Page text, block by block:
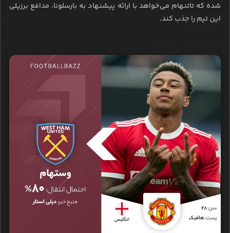
شده که تاتنهام می‌خواهد با ارائه پیشنهاد به بارسلونا، مدافع برزیلی
این تیم را جذب کند.